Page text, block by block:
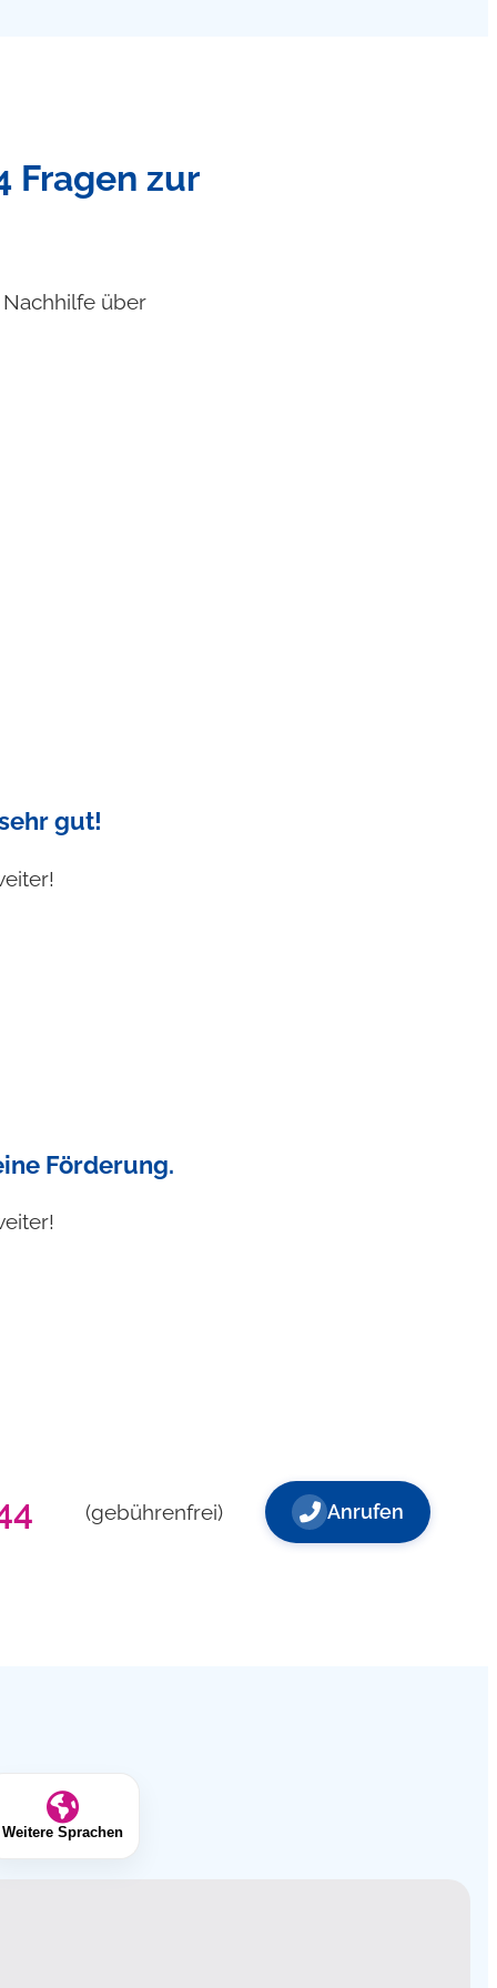
Fragen zur
über
gut!
Förderung.
(gebührenfrei) Anrufen
Weitere Sprachen